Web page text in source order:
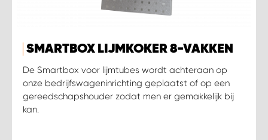
SMARTBOX LIJMKOKER 8-VAKKEN
De Smartbox voor lijmtubes wordt achteraan op
onze bedrijfswageninrichting geplaatst of op een
gereedschapshouder zodat men er gemakkelijk bij
kan.